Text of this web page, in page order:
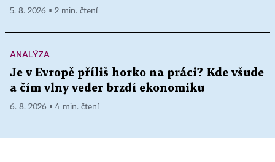
5. 8. 2026 ▪ 2 min. čtení
ANALÝZA
Je v Evropě příliš horko na práci? Kde všude
a čím vlny veder brzdí ekonomiku
6. 8. 2026 ▪ 4 min. čtení